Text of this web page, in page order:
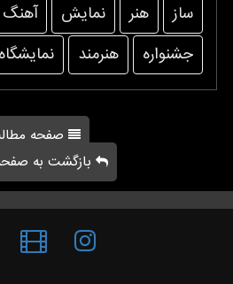
ساز هنر نمایش آهنگ
جشنواره
هنرمند نمایشگاه
صفحه
بازگشت به